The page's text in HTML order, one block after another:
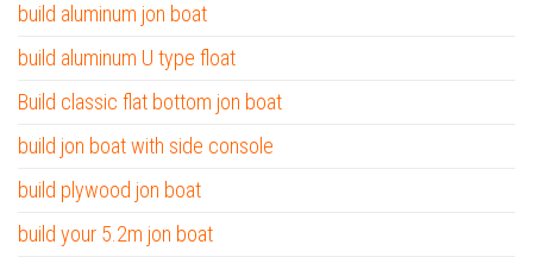
build aluminum jon boat
build aluminum U type float
Build classic flat bottom jon boat
build jon boat with side console
build plywood jon boat
build your 5.2m jon boat